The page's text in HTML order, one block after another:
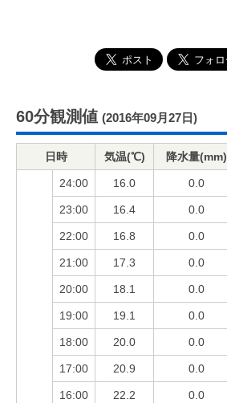
60分観測値 (2016年09月27日)
日時 気温(℃) 降水量(mm)
24:00 16.0 0.0
23:00 16.4 0.0
22:00 16.8 0.0
21:00 17.3 0.0
20:00 18.1 0.0
19:00 19.1 0.0
18:00 20.0 0.0
17:00 20.9 0.0
16:00 22.2 0.0